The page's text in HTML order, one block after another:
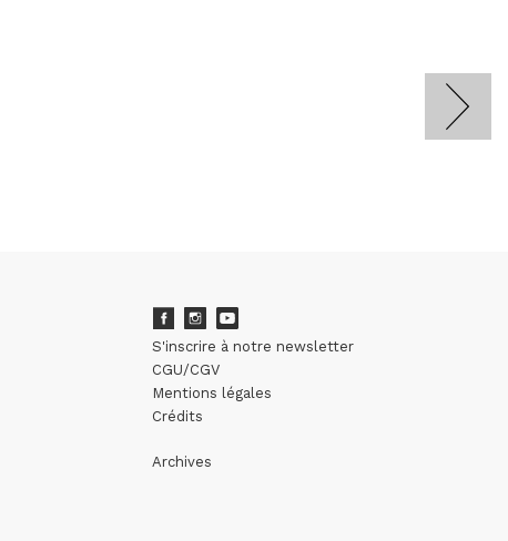
S'inscrire à notre newsletter
CGU/CGV
Mentions légales
Crédits
Archives